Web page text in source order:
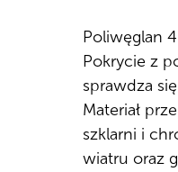
Poliwęglan
Pokrycie z
sprawdza
Materiał
szklarni i
wiatru oraz